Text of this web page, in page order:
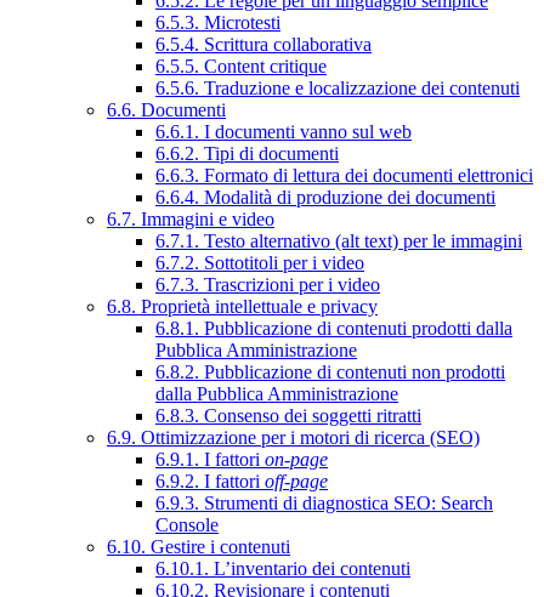
6.5.3. Microtesti
6.5.4. Scrittura collaborativa
6.5.5. Content critique
6.5.6. Traduzione e localizzazione dei contenuti
6.6. Documenti
6.6.1. I documenti vanno sul web
6.6.2. Tipi di documenti
6.6.3. Formato di lettura dei documenti elettronici
6.6.4. Modalità di produzione dei documenti
6.7. Immagini e video
6.7.1. Testo alternativo (alt text) per le immagini
6.7.2. Sottotitoli per i video
6.7.3. Trascrizioni per i video
6.8. Proprietà intellettuale e privacy
6.8.1. Pubblicazione di contenuti prodotti dalla
Pubblica Amministrazione
6.8.2. Pubblicazione di contenuti non prodotti
dalla Pubblica Amministrazione
6.8.3. Consenso dei soggetti ritratti
6.9. Ottimizzazione per i motori di ricerca (SEO)
6.9.1. I fattori on-page
6.9.2. I fattori off-page
6.9.3. Strumenti di diagnostica SEO: Search
Console
6.10. Gestire i contenuti
6.10.1. L’inventario dei contenuti
6.10.2. Revisionare i contenuti